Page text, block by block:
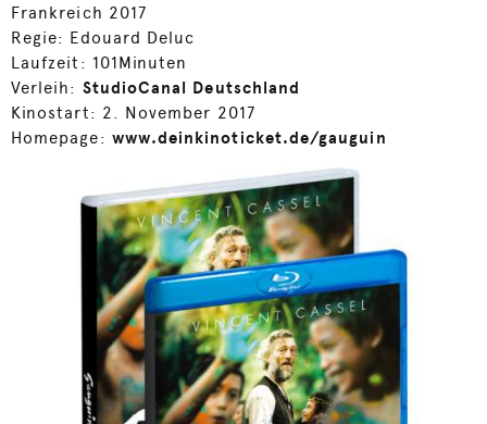
Frankreich 2017
Regie: Edouard Deluc
Laufzeit: 101Minuten
Verleih: StudioCanal Deutschland
Kinostart: 2. November 2017
Homepage: www.deinkinoticket.de/gauguin